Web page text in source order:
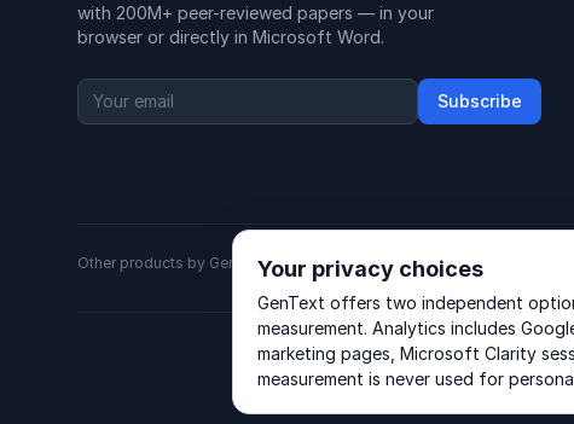
with 200M+ peer-reviewed papers — in your
browser or directly in Microsoft Word.
Subscribe
Other products by GenText Group:LexDraft ·MentalNote
Your privacy choices
GenText offers two independent
measurement. Analytics includes
marketing pages, Microsoft Clarity
measurement is never used for